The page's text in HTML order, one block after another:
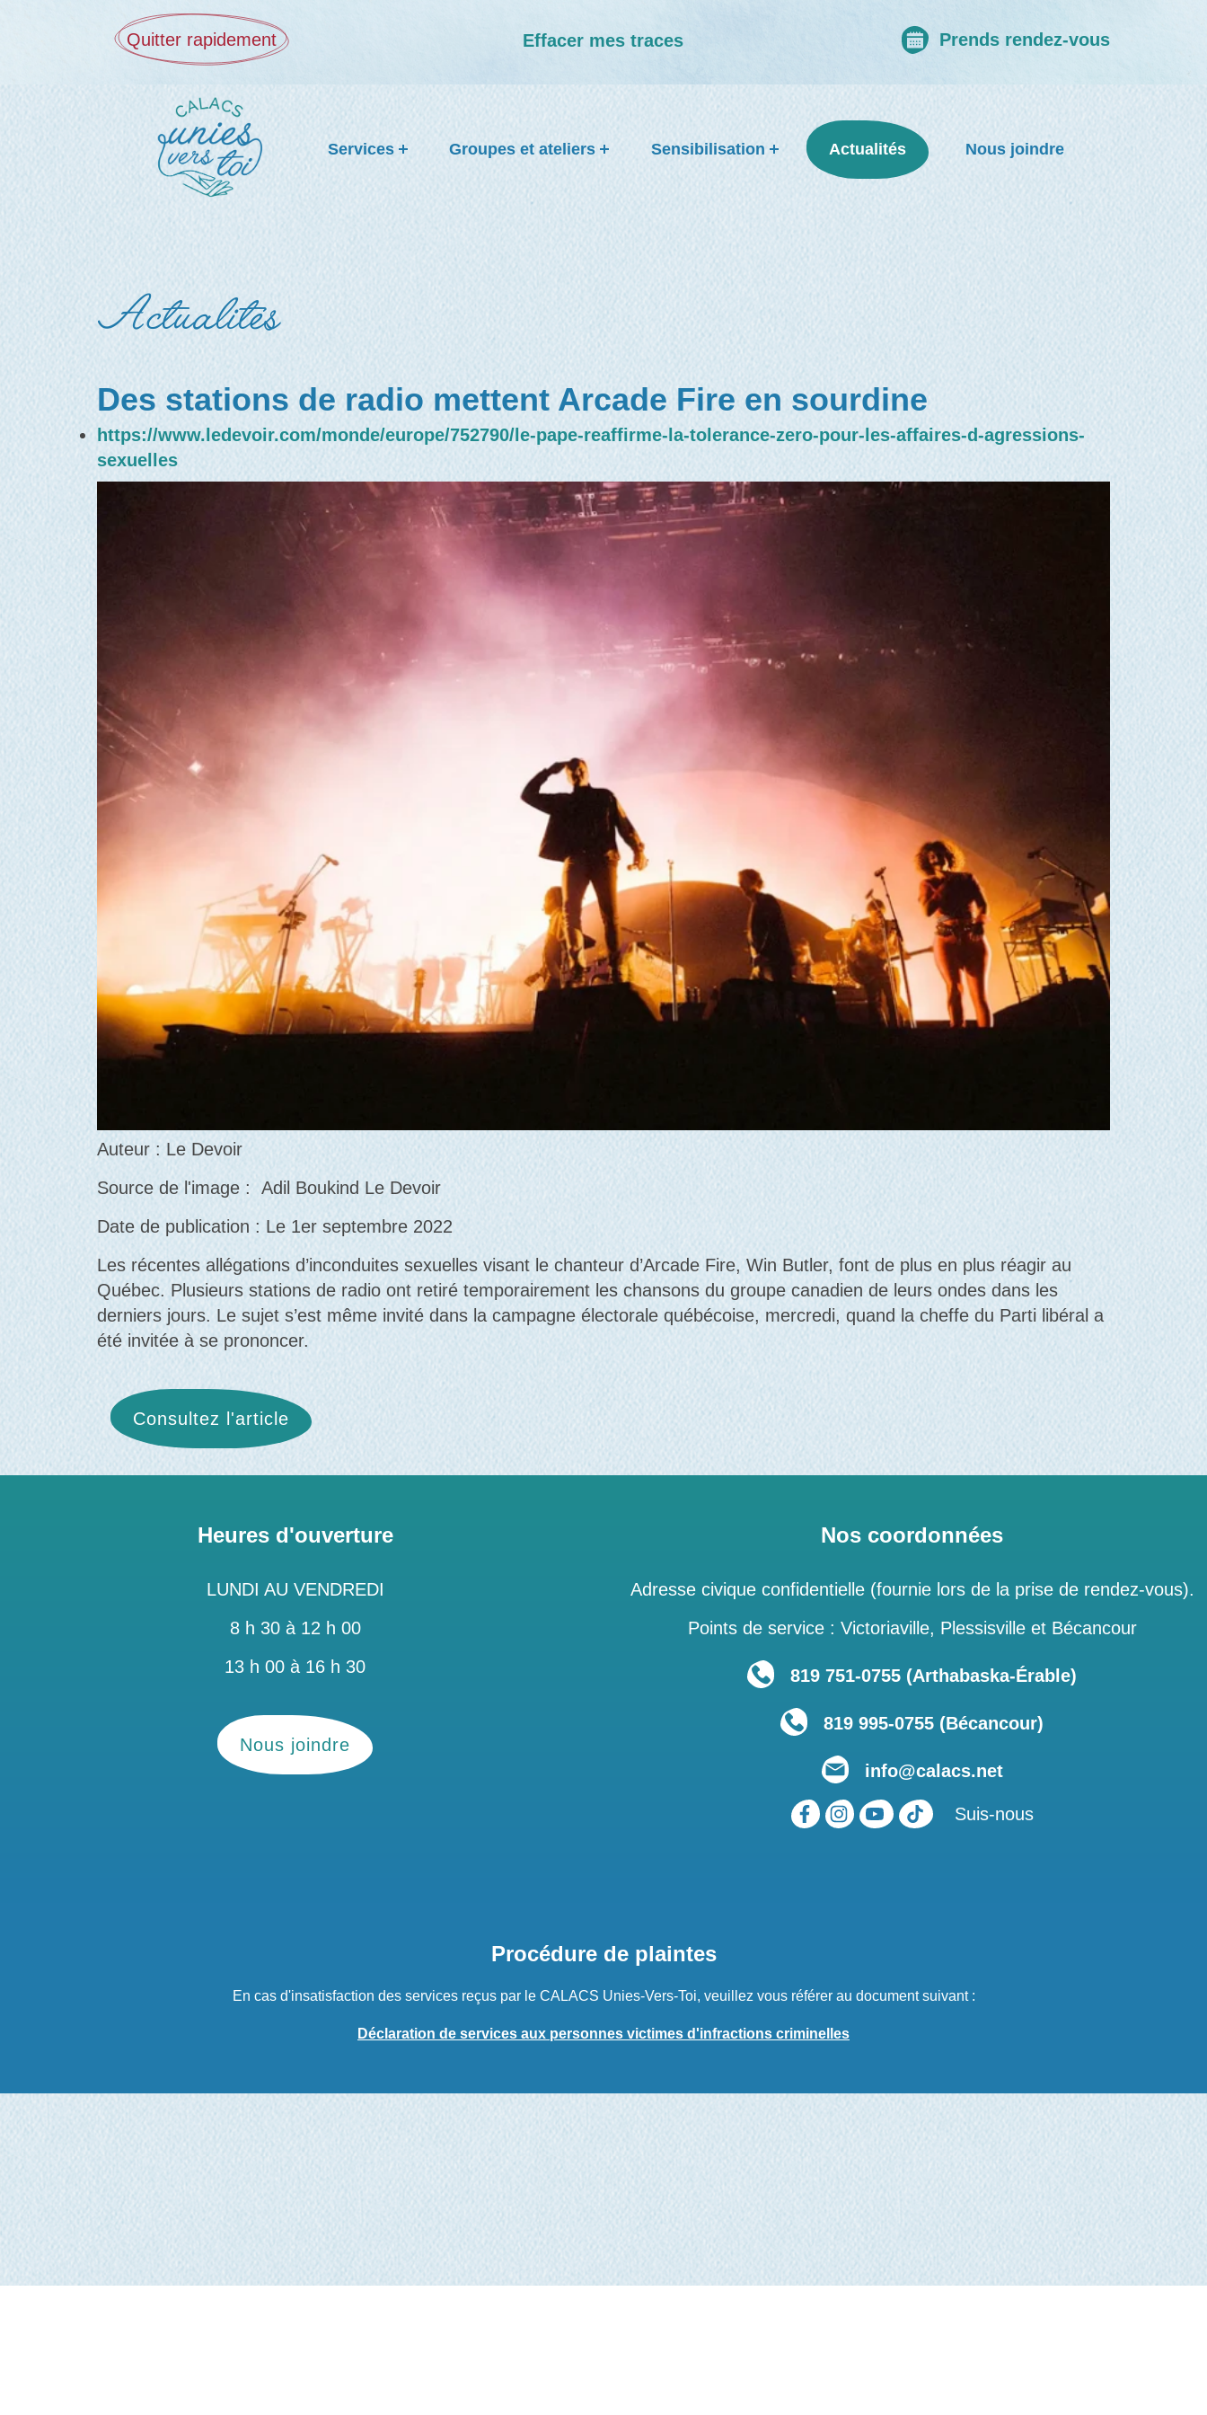
Quitter rapidement Effacer mes traces Prends rendez-vous
Services Groupes et ateliers Sensibilisation Actualités Nous joindre
Actualités
Des stations de radio mettent Arcade Fire en sourdine
https://www.ledevoir.com/monde/europe/752790/le-pape-reaffirme-la-tolerance-zero-pour-les-affaires-d-agressions-
sexuelles
Auteur : Le Devoir
Source de l'image : Adil Boukind Le Devoir
Date de publication : Le 1er septembre 2022
Les récentes allégations d’inconduites sexuelles visant le chanteur d’Arcade Fire, Win Butler, font de plus en plus réagir au
Québec. Plusieurs stations de radio ont retiré temporairement les chansons du groupe canadien de leurs ondes dans les
derniers jours. Le sujet s’est même invité dans la campagne électorale québécoise, mercredi, quand la cheffe du Parti libéral a
été invitée à se prononcer.
Consultez l'article
Heures d'ouverture
LUNDI AU VENDREDI
8 h 30 à 12 h 00
13 h 00 à 16 h 30
Nous joindre
Nos coordonnées
Adresse civique confidentielle (fournie lors de la prise de rendez-vous).
Points de service : Victoriaville, Plessisville et Bécancour
819 751‑0755 (Arthabaska-Érable)
819 995-0755 (Bécancour)
info@calacs.net
Suis-nous
Procédure de plaintes
En cas d'insatisfaction des services reçus par le CALACS Unies-Vers-Toi, veuillez vous référer au document suivant :
Déclaration de services aux personnes victimes d'infractions criminelles